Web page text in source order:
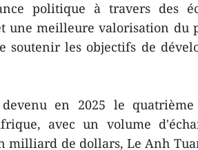
politique à travers des
une meilleure valorisation du
soutenir les objectifs de
en 2025 le quatrième
avec un volume
milliard de dollars, Le Anh